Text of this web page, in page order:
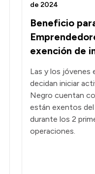
Beneficio
exención de
de 2024
Las y los jóvenes
decidan iniciar
Negro cuentan
están exentos
durante los 2
operaciones.